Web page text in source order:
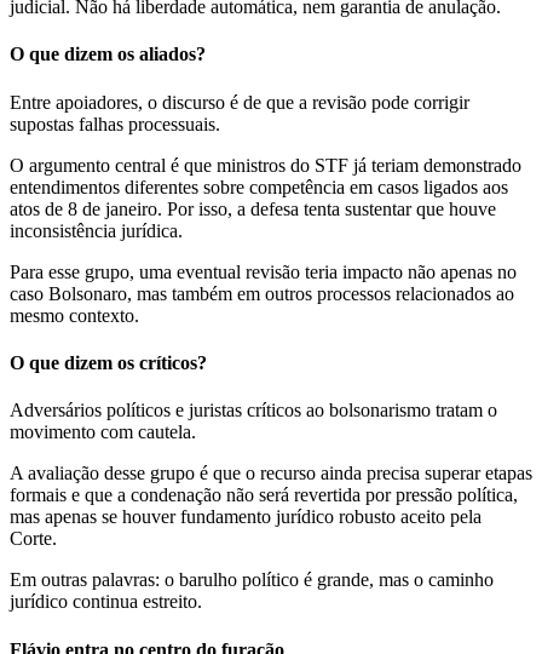
judicial. Não há liberdade automática, nem garantia de anulação.
O que dizem os aliados?
Entre apoiadores, o discurso é de que a revisão pode corrigir
supostas falhas processuais.
O argumento central é que ministros do STF já teriam demonstrado
entendimentos diferentes sobre competência em casos ligados aos
atos de 8 de janeiro. Por isso, a defesa tenta sustentar que houve
inconsistência jurídica.
Para esse grupo, uma eventual revisão teria impacto não apenas no
caso Bolsonaro, mas também em outros processos relacionados ao
mesmo contexto.
O que dizem os críticos?
Adversários políticos e juristas críticos ao bolsonarismo tratam o
movimento com cautela.
A avaliação desse grupo é que o recurso ainda precisa superar etapas
formais e que a condenação não será revertida por pressão política,
mas apenas se houver fundamento jurídico robusto aceito pela
Corte.
Em outras palavras: o barulho político é grande, mas o caminho
jurídico continua estreito.
Flávio entra no centro do furacão